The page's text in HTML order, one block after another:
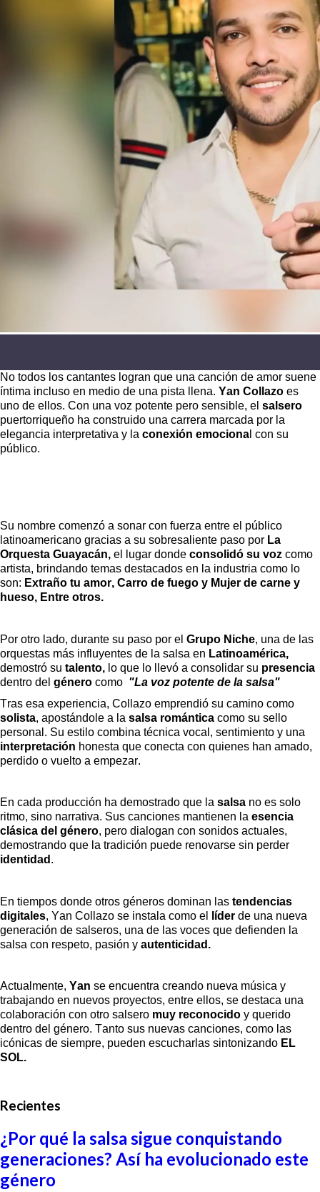
No todos los cantantes logran que una canción de amor suene
íntima incluso en medio de una pista llena. Yan Collazo es
uno de ellos. Con una voz potente pero sensible, el salsero
puertorriqueño ha construido una carrera marcada por la
elegancia interpretativa y la conexión emociona l con su
público.
Su nombre comenzó a sonar con fuerza entre el público
latinoamericano gracias a su sobresaliente paso por La
Orquesta Guayacán, el lugar donde consolidó su voz como
artista, brindando temas destacados en la industria como lo
son: Extraño tu amor, Carro de fuego y Mujer de carne y
hueso, Entre otros.
Por otro lado, durante su paso por el Grupo Niche, una de las
orquestas más influyentes de la salsa en Latinoamérica,
demostró su talento, lo que lo llevó a consolidar su presencia
dentro del género como "La voz potente de la salsa"
Tras esa experiencia, Collazo emprendió su camino como
solista, apostándole a la salsa romántica como su sello
personal. Su estilo combina técnica vocal, sentimiento y una
interpretación honesta que conecta con quienes han amado,
perdido o vuelto a empezar.
En cada producción ha demostrado que la salsa no es solo
ritmo, sino narrativa. Sus canciones mantienen la esencia
clásica del género, pero dialogan con sonidos actuales,
demostrando que la tradición puede renovarse sin perder
identidad .
En tiempos donde otros géneros dominan las tendencias
digitales, Yan Collazo se instala como el líder de una nueva
generación de salseros, una de las voces que defienden la
salsa con respeto, pasión y autenticidad.
Actualmente, Yan se encuentra creando nueva música y
trabajando en nuevos proyectos, entre ellos, se destaca una
colaboración con otro salsero muy reconocido y querido
dentro del género. Tanto sus nuevas canciones, como las
icónicas de siempre, pueden escucharlas sintonizando EL
SOL.
Recientes
¿Por qué la salsa sigue conquistando
generaciones? Así ha evolucionado este
género